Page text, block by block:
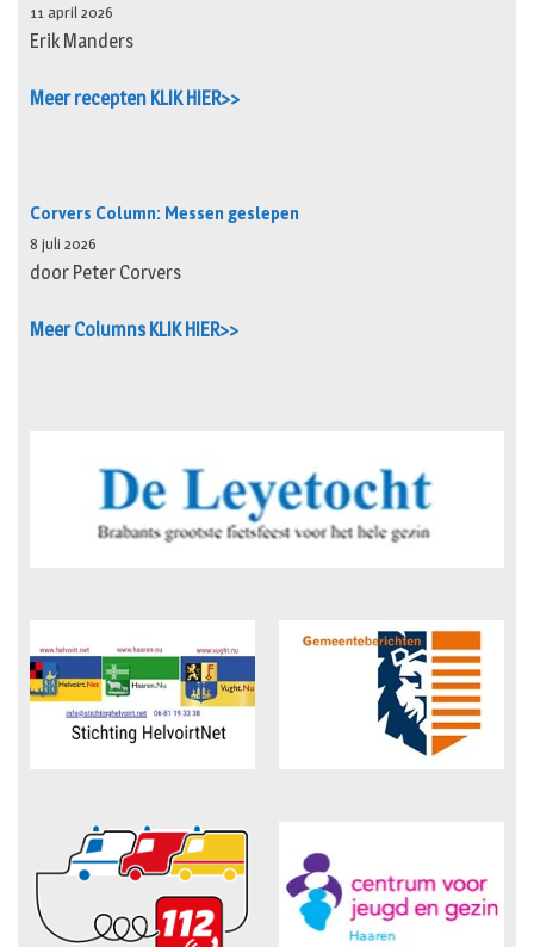
11 april 2026
Erik Manders
Meer recepten KLIK HIER>>
Corvers Column: Messen geslepen
8 juli 2026
door Peter Corvers
Meer Columns KLIK HIER>>